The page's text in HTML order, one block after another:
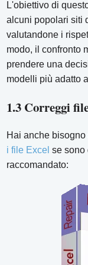
L'obiettivo di
alcuni popolari siti
valutandone i
modo, il confronto
prendere una
modelli più adatto
1.3 Correggi
Hai anche
i file Excel se sono
raccomandato: